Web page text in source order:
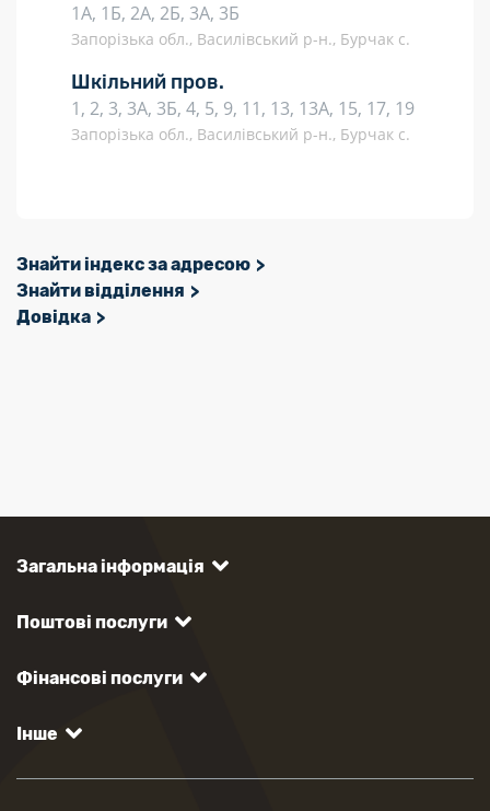
1А, 1Б, 2А, 2Б, 3А, 3Б
Запорізька обл., Василівський р-н., Бурчак с.
Шкільний пров.
1, 2, 3, 3А, 3Б, 4, 5, 9, 11, 13, 13А, 15, 17, 19
Запорізька обл., Василівський р-н., Бурчак с.
Знайти індекс за адресою
Знайти відділення
Довідка
Загальна інформація
Поштові послуги
Фінансові послуги
Інше